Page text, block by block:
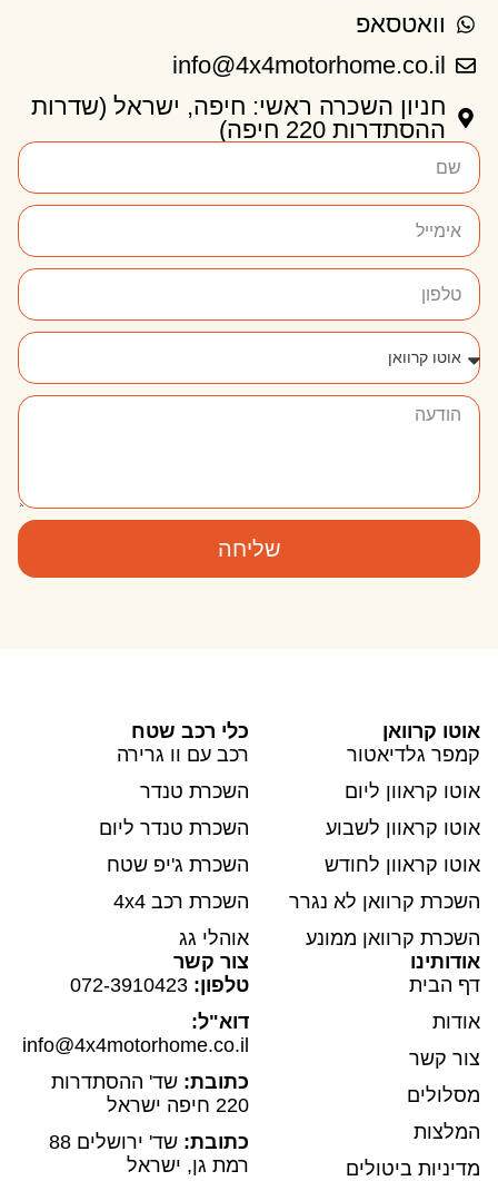
וואטסאפ
info@4x4motorhome.co.il
חניון השכרה ראשי: חיפה, ישראל (שדרות
ההסתדרות 220 חיפה)
שליחה
אוטו קרוואן
קמפר גלדיאטור
אוטו קראוון ליום
אוטו קראוון לשבוע
אוטו קראוון לחודש
השכרת קרוואן לא נגרר
השכרת קרוואן ממונע
כלי רכב שטח
רכב עם וו גרירה
השכרת טנדר
השכרת טנדר ליום
השכרת ג'יפ שטח
השכרת רכב 4x4
אוהלי גג
אודותינו
דף הבית
אודות
צור קשר
מסלולים
המלצות
מדיניות ביטולים
צור קשר
טלפון:
דוא"ל:
info@4x4motorhome.co.il
כתובת: שד' ההסתדרות
220 חיפה ישראל
כתובת:
שד' ירושלים 88
רמת גן, ישראל